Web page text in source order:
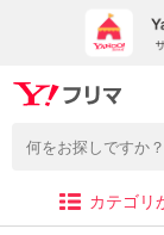
カテゴリ